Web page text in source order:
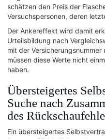
schätzen den Preis der
Versuchspersonen, deren
Der Ankereffekt wird damit
Urteilsbildung nach
mit der
müssen diese Werte nicht
haben.
Übersteigertes
Suche nach
des
Ein übersteigertes